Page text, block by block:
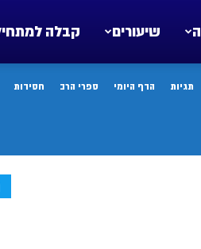
קבלה שיעורים
תגיות הדף היומי ספרי הרב חסידות